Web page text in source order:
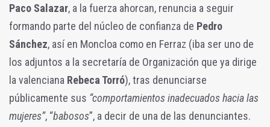
Paco Salazar, a la fuerza ahorcan, renuncia a seguir
formando parte del núcleo de confianza de Pedro
Sánchez, así en Moncloa como en Ferraz (iba ser uno de
los adjuntos a la secretaría de Organización que ya dirige
la valenciana Rebeca Torró), tras denunciarse
públicamente sus “comportamientos inadecuados hacia las
mujeres”, “babosos”, a decir de una de las denunciantes.